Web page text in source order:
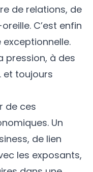
de relations, de
C’est enfin
exceptionnelle.
pression, à des
et toujours
de ces
Un
de lien
les exposants,